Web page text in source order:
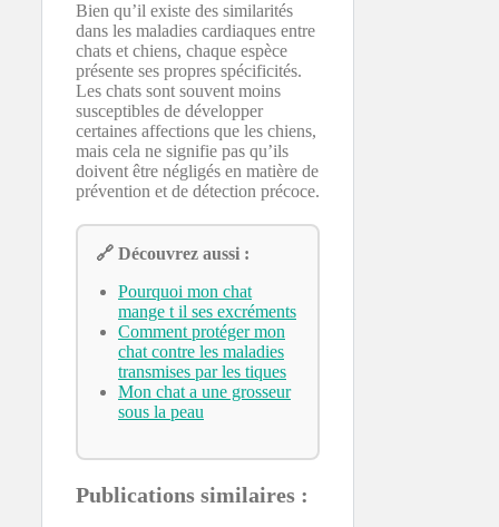
Bien qu’il existe des similarités
dans les maladies cardiaques entre
chats et chiens, chaque espèce
présente ses propres spécificités.
Les chats sont souvent moins
susceptibles de développer
certaines affections que les chiens,
mais cela ne signifie pas qu’ils
doivent être négligés en matière de
prévention et de détection précoce.
🔗 Découvrez aussi :
Pourquoi mon chat
mange t il ses excréments
Comment protéger mon
chat contre les maladies
transmises par les tiques
Mon chat a une grosseur
sous la peau
Publications similaires :